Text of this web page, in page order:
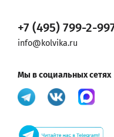
+7 (495) 799-2-
info@kolvika.ru
Мы в социальных сетях